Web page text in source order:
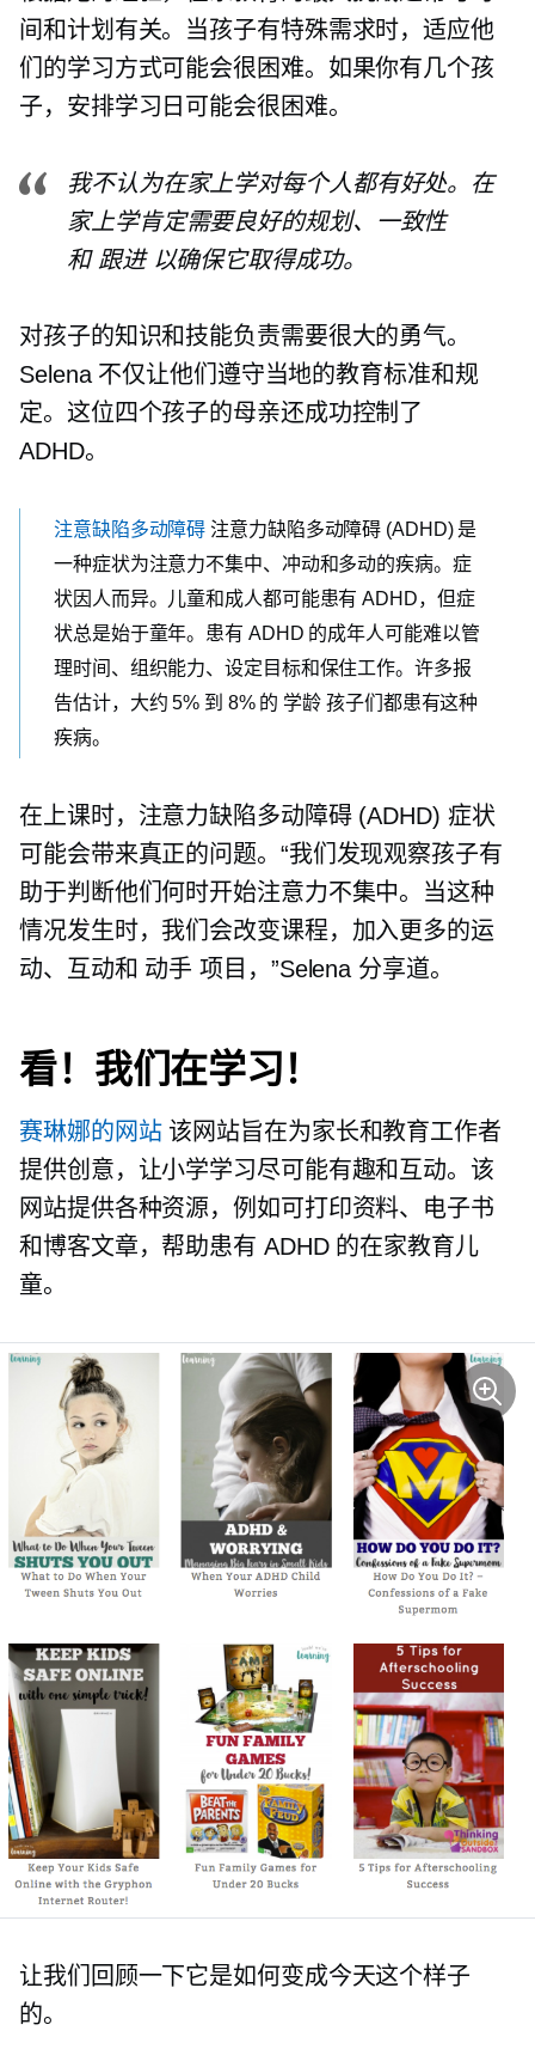
间和计划有关。当孩子有特殊需求时，适应他
们的学习方式可能会很困难。如果你有几个孩
子，安排学习日可能会很困难。
我不认为在家上学对每个人都有好处。在
家上学肯定需要良好的规划、一致性
和 跟进以确保它取得成功。
对孩子的知识和技能负责需要很大的勇气。
Selena 不仅让他们遵守当地的教育标准和规
定。这位四个孩子的母亲还成功控制了
ADHD。
注意缺陷多动障碍 注意力缺陷多动障碍 (ADHD) 是
一种症状为注意力不集中、冲动和多动的疾病。症
状因人而异。儿童和成人都可能患有 ADHD，但症
状总是始于童年。患有 ADHD 的成年人可能难以管
理时间、组织能力、设定目标和保住工作。许多报
告估计，大约 5% 到 8% 的 学龄 孩子们都患有这种
疾病。
在上课时，注意力缺陷多动障碍 (ADHD) 症状
可能会带来真正的问题。“我们发现观察孩子有
助于判断他们何时开始注意力不集中。当这种
情况发生时，我们会改变课程，加入更多的运
动、互动和 动手 项目，”Selena 分享道。
看！我们在学习！
赛琳娜的网站该网站旨在为家长和教育工作者
提供创意，让小学学习尽可能有趣和互动。该
网站提供各种资源，例如可打印资料、电子书
和博客文章，帮助患有 ADHD 的在家教育儿
童。
让我们回顾一下它是如何变成今天这个样子
的。